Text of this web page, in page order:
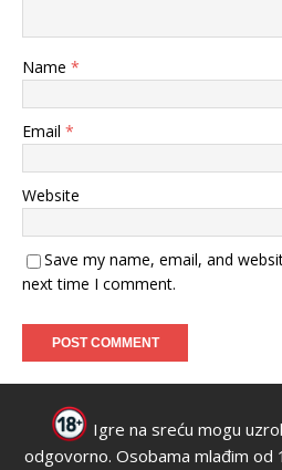
Name *
Email *
Website
Save my name, email, and
next time I comment.
Igre na sreću mogu
odgovorno. Osobama mlađim od